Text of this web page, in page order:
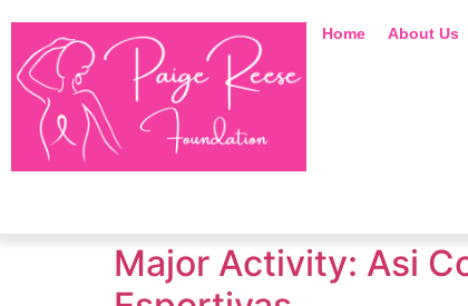
Home About Us
Major Activity: Asi